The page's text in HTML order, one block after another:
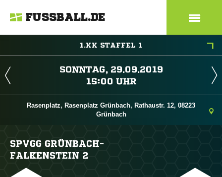
FUSSBALL.DE
1.KK STAFFEL 1
 
 
Rasenplatz, Rasenplatz Grünbach, Rathaustr. 12, 08223
Grünbach
SPVGG GRÜNBACH-
FALKENSTEIN 2